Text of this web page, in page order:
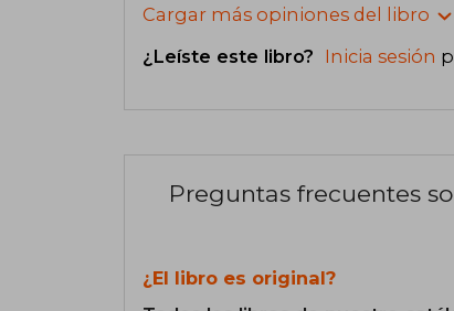
Cargar más opiniones del libro
¿Leíste este libro? Inicia sesión
Preguntas frecuentes
¿El libro es original?